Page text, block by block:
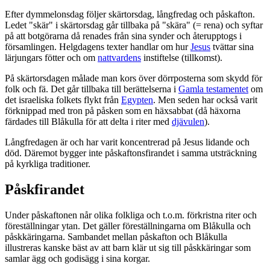
Efter dymmelonsdag följer skärtorsdag, långfredag och påskafton.
Ledet "skär" i skärtorsdag går tillbaka på "skära" (= rena) och syftar
på att botgörarna då renades från sina synder och återupptogs i
församlingen. Helgdagens texter handlar om hurJesus tvättar sina
lärjungars fötter och om nattvardens instiftelse (tillkomst).
På skärtorsdagen målade man kors över dörrposterna som skydd för
folk och fä. Det går tillbaka till berättelserna i Gamla testamentet om
det israeliska folkets flykt från Egypten. Men seden har också varit
förknippad med tron på påsken som en häxsabbat (då häxorna
färdades till Blåkulla för att delta i riter med djävulen).
Långfredagen är och har varit koncentrerad på Jesus lidande och
död. Däremot bygger inte påskaftonsfirandet i samma utsträckning
på kyrkliga traditioner.
Påskfirandet
Under påskaftonen når olika folkliga och t.o.m. förkristna riter och
föreställningar ytan. Det gäller föreställningarna om Blåkulla och
påskkäringarna. Sambandet mellan påskafton och Blåkulla
illustreras kanske bäst av att barn klär ut sig till påskkäringar som
samlar ägg och godisägg i sina korgar.